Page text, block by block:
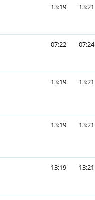
13:19 13:21
07:22 07:24
13:19 13:21
13:19 13:21
13:19 13:21